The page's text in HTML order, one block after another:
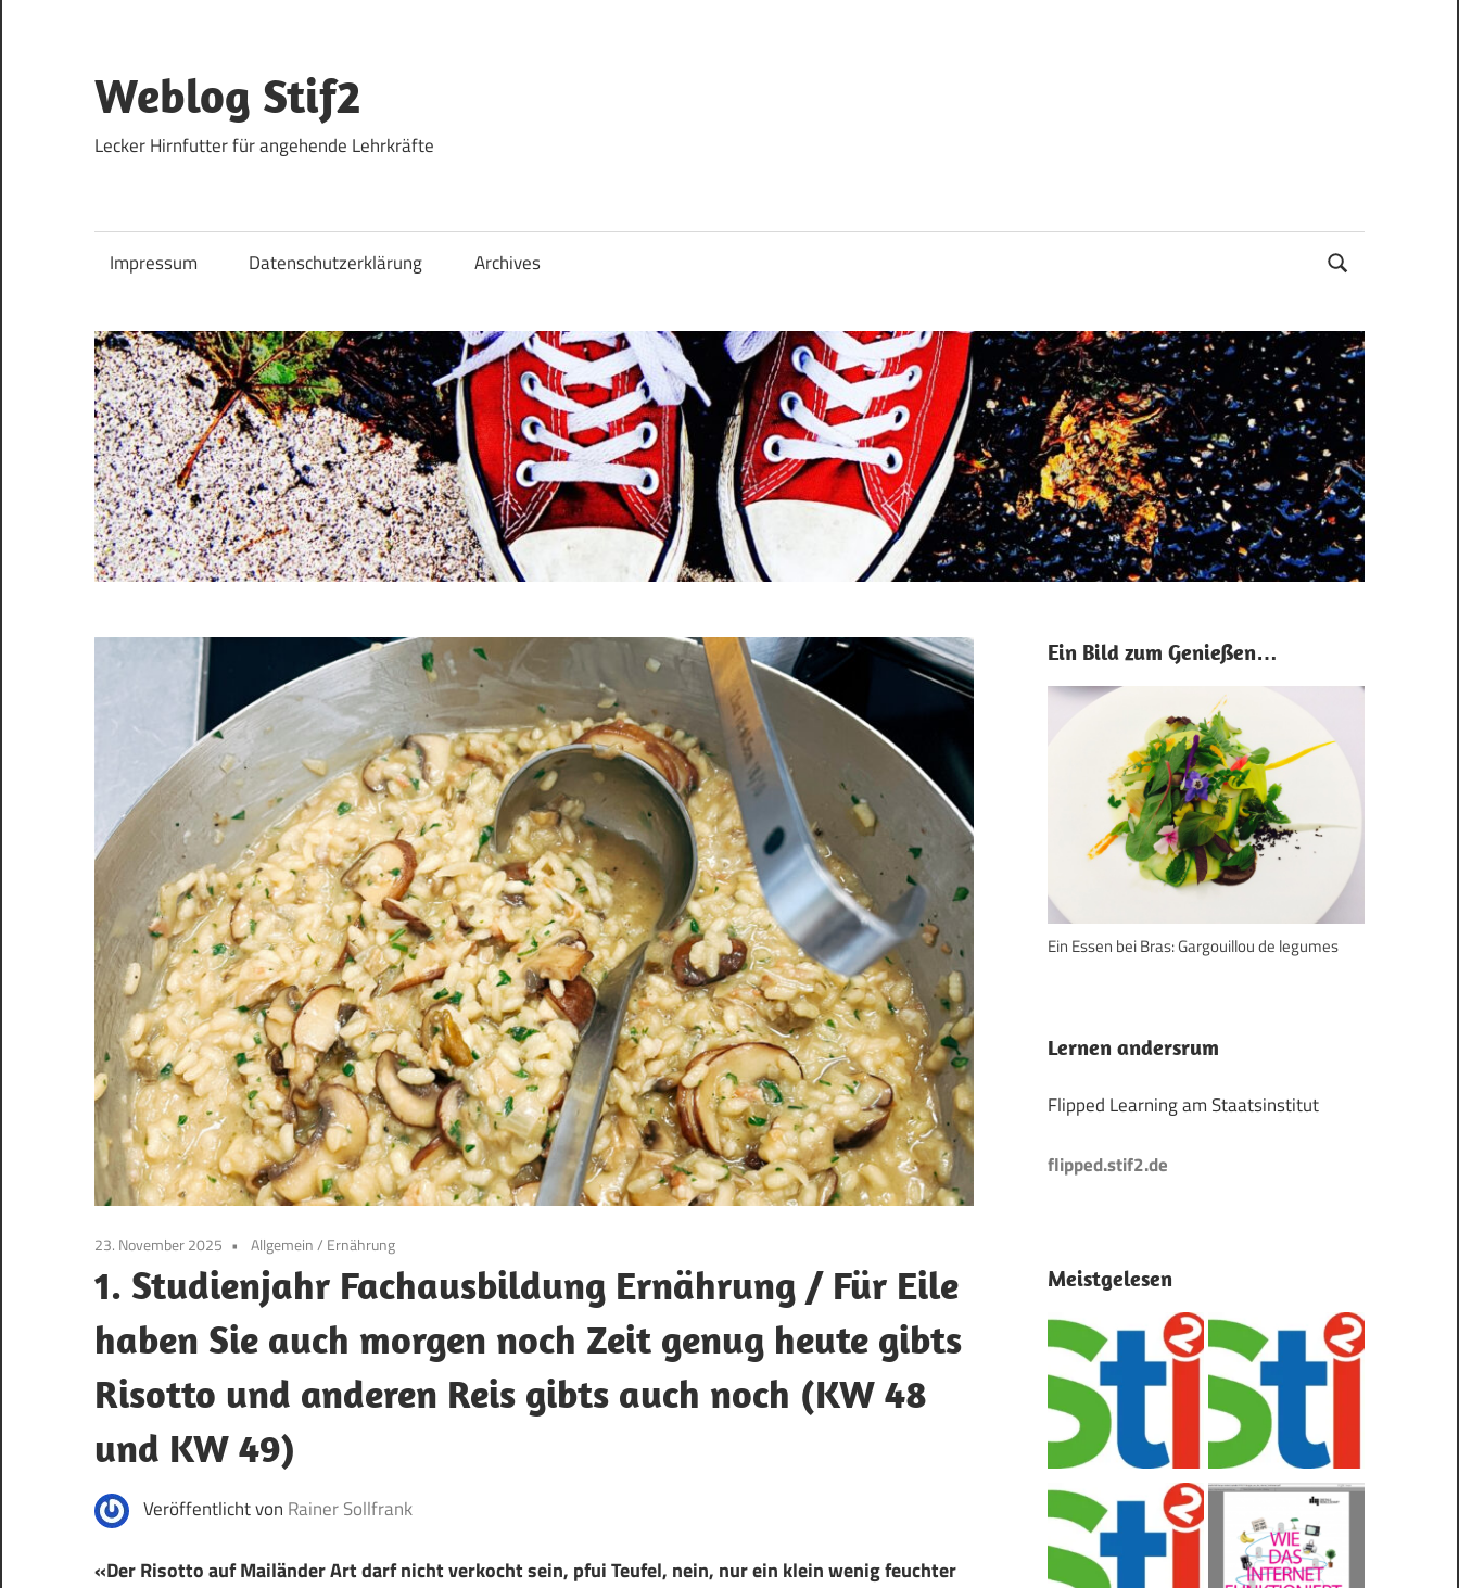
springen
Weblog Stif2
Lecker Hirnfutter für angehende Lehrkräfte
Impressum Datenschutzerklärung Archives
23. November 2025 Allgemein/ Ernährung
1. Studienjahr Fachausbildung Ernährung / Für Eile
haben Sie auch morgen noch Zeit genug heute gibts
Risotto und anderen Reis gibts auch noch (KW 48
und KW 49)
Veröffentlicht von Rainer Sollfrank
«Der Risotto auf Mailänder Art darf nicht verkocht sein, pfui Teufel, nein, nur ein klein wenig feuchter
Ein Bild zum Genießen…
Ein Essen bei Bras: Gargouillou de legumes
Lernen andersrum
Flipped Learning am Staatsinstitut
flipped.stif2.de
Meistgelesen